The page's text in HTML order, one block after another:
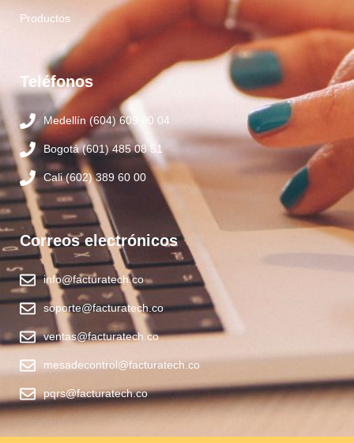
Productos
Teléfonos
Medellín (604) 609 00 04
Bogotá (601) 485 08 51
Cali (602) 389 60 00
Correos electrónicos
info@facturatech.co
soporte@facturatech.co
ventas@facturatech.co
mesadecontrol@facturatech.co
pqrs@facturatech.co